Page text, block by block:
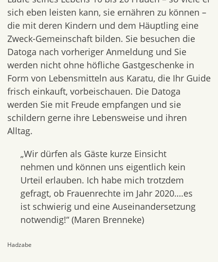
sich eben leisten kann, sie ernähren zu können –
die mit deren Kindern und dem Häuptling eine
Zweck-Gemeinschaft bilden. Sie besuchen die
Datoga nach vorheriger Anmeldung und Sie
werden nicht ohne höfliche Gastgeschenke in
Form von Lebensmitteln aus Karatu, die Ihr Guide
frisch einkauft, vorbeischauen. Die Datoga
werden Sie mit Freude empfangen und sie
schildern gerne ihre Lebensweise und ihren
Alltag.
„Wir dürfen als Gäste kurze Einsicht
nehmen und können uns eigentlich kein
Urteil erlauben. Ich habe mich trotzdem
gefragt, ob Frauenrechte im Jahr 2020….es
ist schwierig und eine Auseinandersetzung
notwendig!“ (Maren Brenneke)
Hadzabe